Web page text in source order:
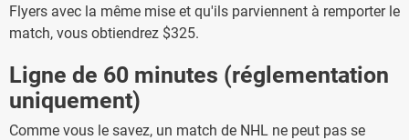
Flyers avec la même mise et qu'ils parviennent à remporter le
match, vous obtiendrez $325.
Ligne de 60 minutes (réglementation
uniquement)
Comme vous le savez, un match de NHL ne peut pas se